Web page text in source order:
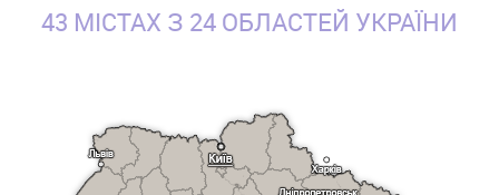
43 МІСТАХ З 24 ОБЛАСТЕЙ УКРАЇНИ